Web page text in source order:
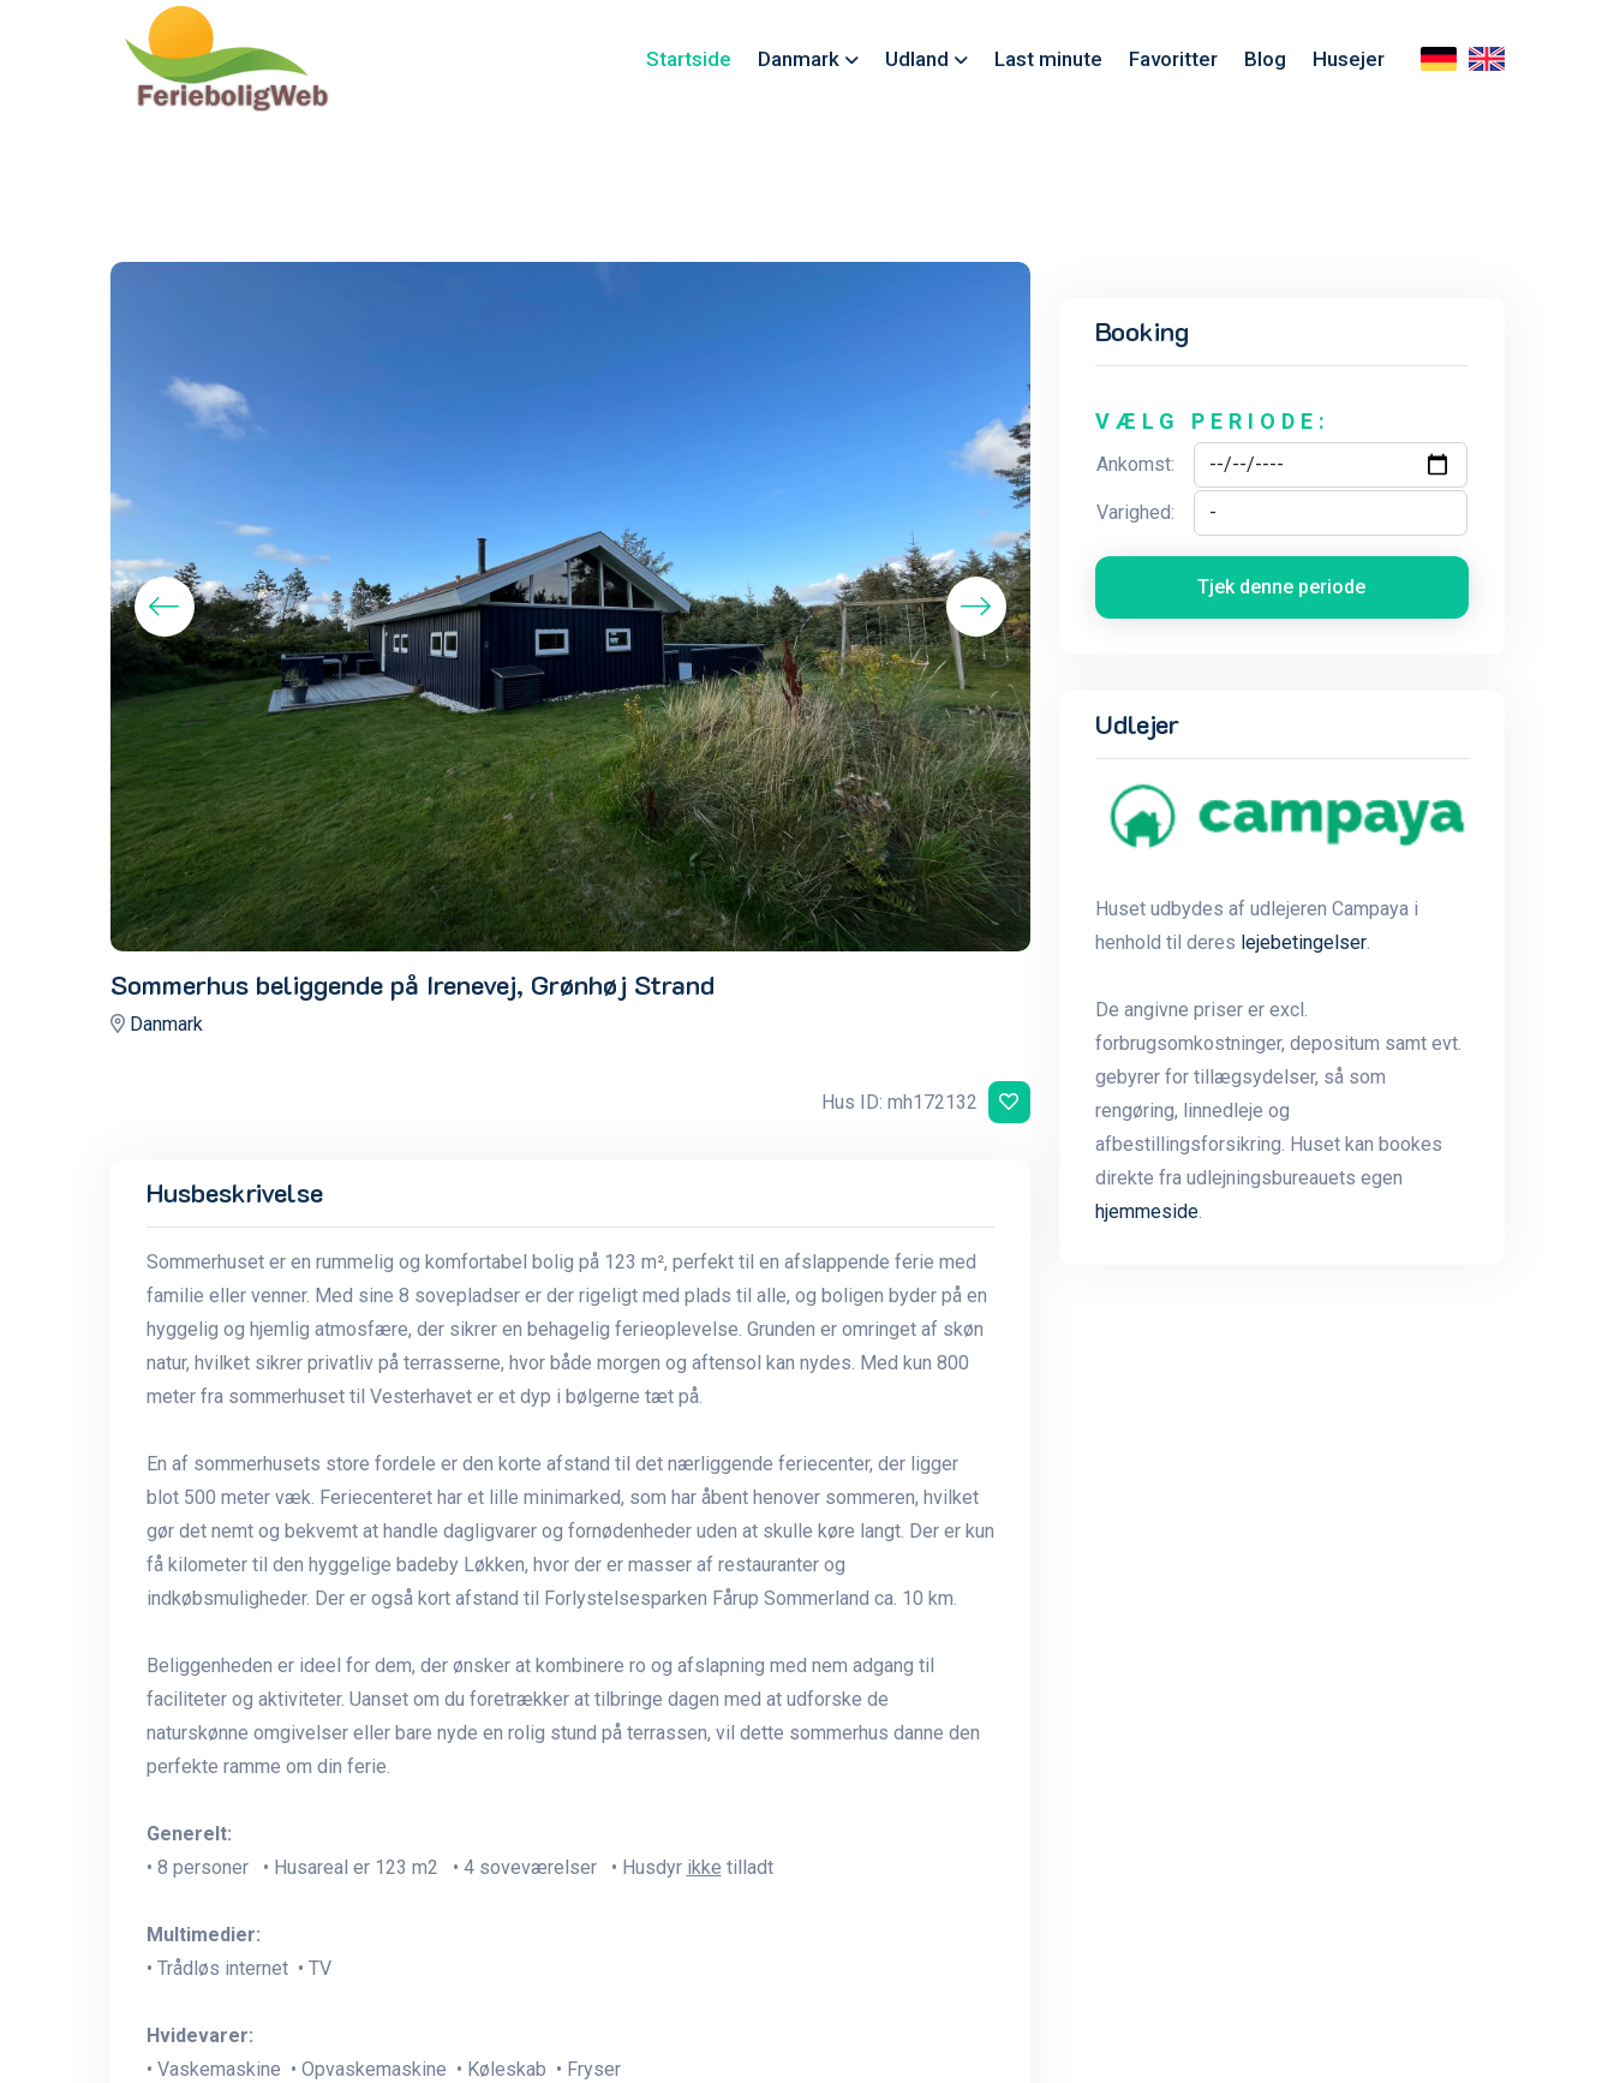
Startside Danmark Udland Last minute Favoritter Blog Husejer
Sommerhus beliggende på Irenevej, Grønhøj Strand
Danmark
Hus ID: mh172132
Husbeskrivelse
Sommerhuset er en rummelig og komfortabel bolig på 123 m², perfekt til en afslappende ferie med
familie eller venner. Med sine 8 sovepladser er der rigeligt med plads til alle, og boligen byder på en
hyggelig og hjemlig atmosfære, der sikrer en behagelig ferieoplevelse. Grunden er omringet af skøn
natur, hvilket sikrer privatliv på terrasserne, hvor både morgen og aftensol kan nydes. Med kun 800
meter fra sommerhuset til Vesterhavet er et dyp i bølgerne tæt på.
En af sommerhusets store fordele er den korte afstand til det nærliggende feriecenter, der ligger
blot 500 meter væk. Feriecenteret har et lille minimarked, som har åbent henover sommeren, hvilket
gør det nemt og bekvemt at handle dagligvarer og fornødenheder uden at skulle køre langt. Der er kun
få kilometer til den hyggelige badeby Løkken, hvor der er masser af restauranter og
indkøbsmuligheder. Der er også kort afstand til Forlystelsesparken Fårup Sommerland ca. 10 km.
Beliggenheden er ideel for dem, der ønsker at kombinere ro og afslapning med nem adgang til
faciliteter og aktiviteter. Uanset om du foretrækker at tilbringe dagen med at udforske de
naturskønne omgivelser eller bare nyde en rolig stund på terrassen, vil dette sommerhus danne den
perfekte ramme om din ferie.
Generelt:
• 8 personer • Husareal er 123 m2 • 4 soveværelser • Husdyr ikke tilladt
Multimedier:
• Trådløs internet • TV
Hvidevarer:
• Vaskemaskine • Opvaskemaskine • Køleskab • Fryser
Booking
VÆLG PERIODE:
Ankomst:
Varighed:
Tjek denne periode
Udlejer
Huset udbydes af udlejeren Campaya i
henhold til deres lejebetingelser.
De angivne priser er excl.
forbrugsomkostninger, depositum samt evt.
gebyrer for tillægsydelser, så som
rengøring, linnedleje og
afbestillingsforsikring. Huset kan bookes
direkte fra udlejningsbureauets egen
hjemmeside.